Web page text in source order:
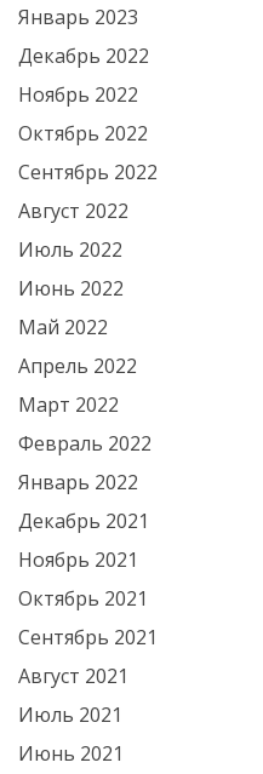
Январь 2023
Декабрь 2022
Ноябрь 2022
Октябрь 2022
Сентябрь 2022
Август 2022
Июль 2022
Июнь 2022
Май 2022
Апрель 2022
Март 2022
Февраль 2022
Январь 2022
Декабрь 2021
Ноябрь 2021
Октябрь 2021
Сентябрь 2021
Август 2021
Июль 2021
Июнь 2021